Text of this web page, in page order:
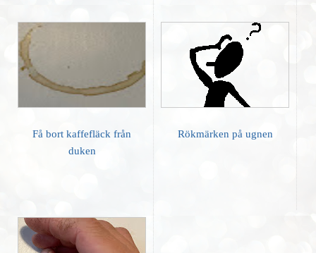
Få bort kaffefläck från
duken
Rökmärken på ugnen